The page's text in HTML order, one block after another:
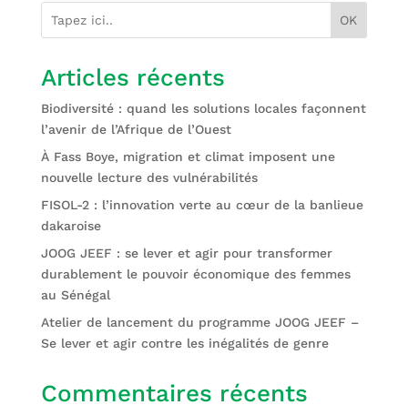
OK
Articles récents
Biodiversité : quand les solutions locales façonnent
l’avenir de l’Afrique de l’Ouest
À Fass Boye, migration et climat imposent une
nouvelle lecture des vulnérabilités
FISOL-2 : l’innovation verte au cœur de la banlieue
dakaroise
JOOG JEEF : se lever et agir pour transformer
durablement le pouvoir économique des femmes
au Sénégal
Atelier de lancement du programme JOOG JEEF –
Se lever et agir contre les inégalités de genre
Commentaires récents